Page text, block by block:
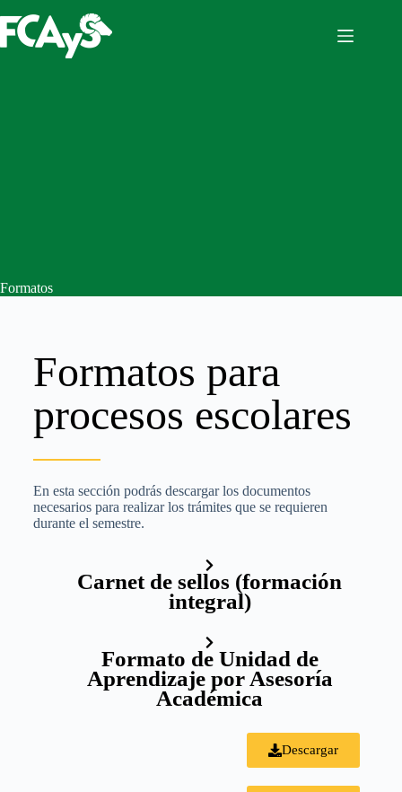
Formatos
Formatos para
procesos escolares
En esta sección podrás descargar los documentos
necesarios para realizar los trámites que se requieren
durante el semestre.
Carnet de sellos (formación
integral)
Formato de Unidad de
Aprendizaje por Asesoría
Académica
Descargar